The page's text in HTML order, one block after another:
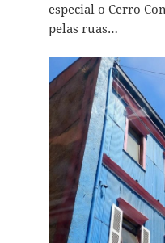
especial o Cerro
pelas ruas…